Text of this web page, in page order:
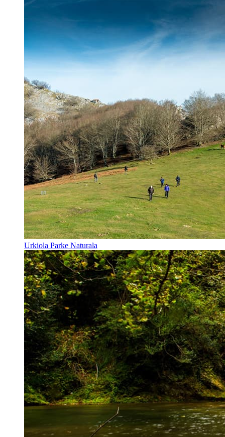
Urkiola Parke Naturala